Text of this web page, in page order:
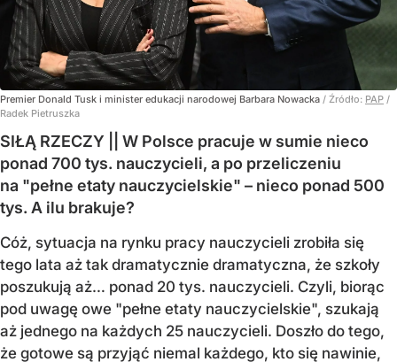
Premier Donald Tusk i minister edukacji narodowej Barbara Nowacka / Źródło: PAP /
Radek Pietruszka
SIŁĄ RZECZY || W Polsce pracuje w sumie nieco
ponad 700 tys. nauczycieli, a po przeliczeniu
na "pełne etaty nauczycielskie" – nieco ponad 500
tys. A ilu brakuje?
Cóż, sytuacja na rynku pracy nauczycieli zrobiła się
tego lata aż tak dramatycznie dramatyczna, że szkoły
poszukują aż… ponad 20 tys. nauczycieli. Czyli, biorąc
pod uwagę owe "pełne etaty nauczycielskie", szukają
aż jednego na każdych 25 nauczycieli. Doszło do tego,
że gotowe są przyjąć niemal każdego, kto się nawinie,